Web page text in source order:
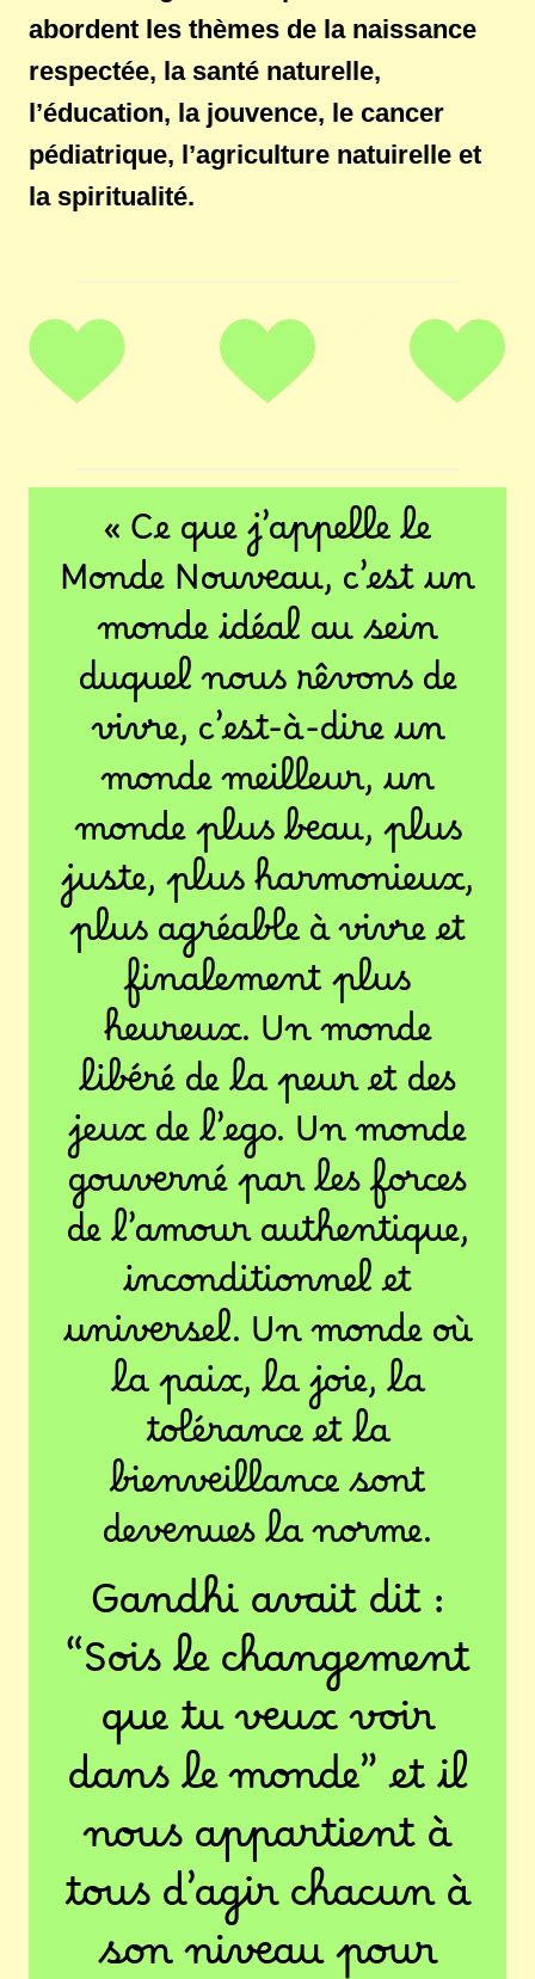
abordent les thèmes de la naissance
respectée, la santé naturelle,
l’éducation, la jouvence, le cancer
pédiatrique, l’agriculture natuirelle et
la spiritualité.
« Ce que j’appelle le
Monde Nouveau, c’est un
monde idéal au sein
duquel nous rêvons de
vivre, c’est-à-dire un
monde meilleur, un
monde plus beau, plus
juste, plus harmonieux,
plus agréable à vivre et
finalement plus
heureux. Un monde
libéré de la peur et des
jeux de l’ego. Un monde
gouverné par les forces
de l’amour authentique,
inconditionnel et
universel. Un monde où
la paix, la joie, la
tolérance et la
bienveillance sont
devenues la norme.
Gandhi avait dit :
“Sois le changement
que tu veux voir
dans le monde” et il
nous appartient à
tous d’agir chacun à